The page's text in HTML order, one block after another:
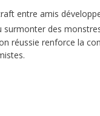
entre amis
surmonter des
réussie renforce la